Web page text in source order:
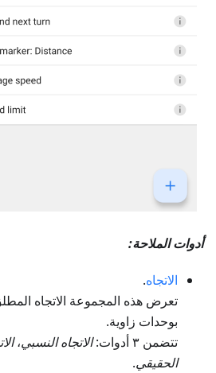
أدوات الملاحة:
الاتجاه.
تعرض هذه المجموعة الاتجاه
بوحدات زاوية.
تتضمن ٣ أدوات:
الاتجاه النسبي،
الحقيقي.